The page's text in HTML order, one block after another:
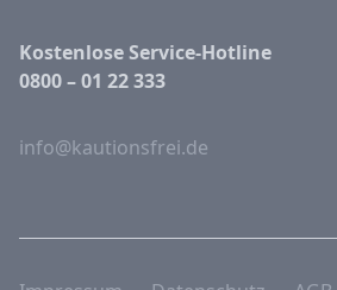
Kostenlose Service-Hotline
0800 – 01 22 333
info@kautionsfrei.de